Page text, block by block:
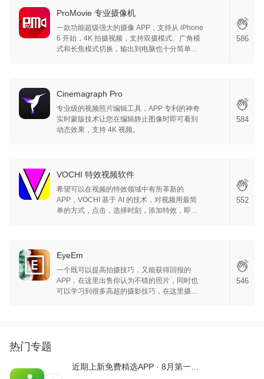
ProMovie 专业摄像机
一款功能超级强大的摄像 APP，支持从 iPhone
6 开始，4K 拍摄视频，支持双摄模式、广角模
式和长焦模式切换，输出到电脑也十分简单，
586
Cinemagraph Pro
专业级的视频照片编辑工具，APP 专利的神奇
实时蒙版技术让您在编辑静止图像时即可看到
动态效果，支持 4K 视频。
584
VOCHI 特效视频软件
希望可以在视频的特效领域中有所革新的
APP，VOCHI 基于 AI 的技术，对视频用最简
单的方式，点击，选择时刻，添加特效，即可
552
EyeEm
一个既可以提高拍摄技巧，又能获得回报的
APP，在这里出售你认为不错的照片，同时也
可以学习到很多高超的摄影技巧，在这里摄影
546
热门专题